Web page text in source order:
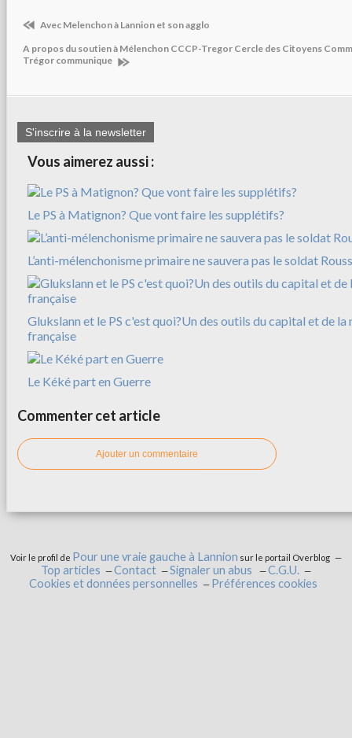
Avec Melenchon à Lannion et son agglo
A propos du soutien à Mélenchon CCCP-Tregor Cercle des Citoyens
Trégor communique
S'inscrire à la newsletter
Vous aimerez aussi :
Le PS à Matignon? Que vont faire les supplétifs?
L’anti-mélenchonisme primaire ne sauvera pas le soldat
Glukslann et le PS c'est quoi?Un des outils du capital et de
française
Le Kéké part en Guerre
Commenter cet article
Ajouter un commentaire
Voir le profil de Pour une vraie gauche à Lannion sur le portail Overblog
Top articles Contact Signaler un abus
C.G.U.
Cookies et données personnelles
Préférences cookies